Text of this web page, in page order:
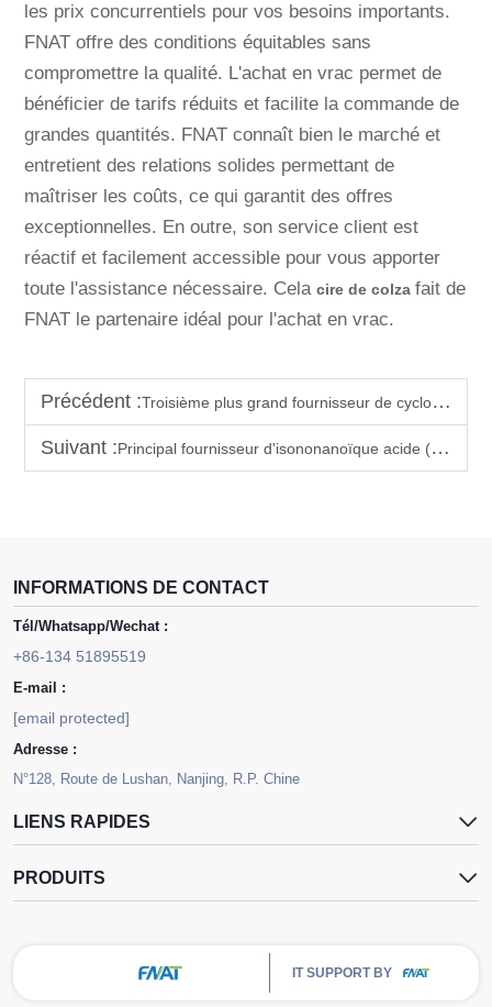
les prix concurrentiels pour vos besoins importants.
FNAT offre des conditions équitables sans
compromettre la qualité. L'achat en vrac permet de
bénéficier de tarifs réduits et facilite la commande de
grandes quantités. FNAT connaît bien le marché et
entretient des relations solides permettant de
maîtriser les coûts, ce qui garantit des offres
exceptionnelles. En outre, son service client est
réactif et facilement accessible pour vous apporter
toute l'assistance nécessaire. Cela cire de colza fait de
FNAT le partenaire idéal pour l'achat en vrac.
Précédent :Troisième plus grand fournisseur de cyclohexylamine en Chine
Suivant :Principal fournisseur d'isononanoïque acide (acide 3,5,5-triméthylhexanoïque) en Chine
INFORMATIONS DE CONTACT
Tél/Whatsapp/Wechat :
+86-134 51895519
E-mail :
[email protected]
Adresse :
N°128, Route de Lushan, Nanjing, R.P. Chine
LIENS RAPIDES
PRODUITS
IT SUPPORT BY